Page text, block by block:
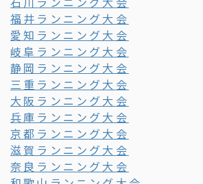
福井ランニング大会
愛知ランニング大会
岐阜ランニング大会
静岡ランニング大会
三重ランニング大会
大阪ランニング大会
兵庫ランニング大会
京都ランニング大会
滋賀ランニング大会
奈良ランニング大会